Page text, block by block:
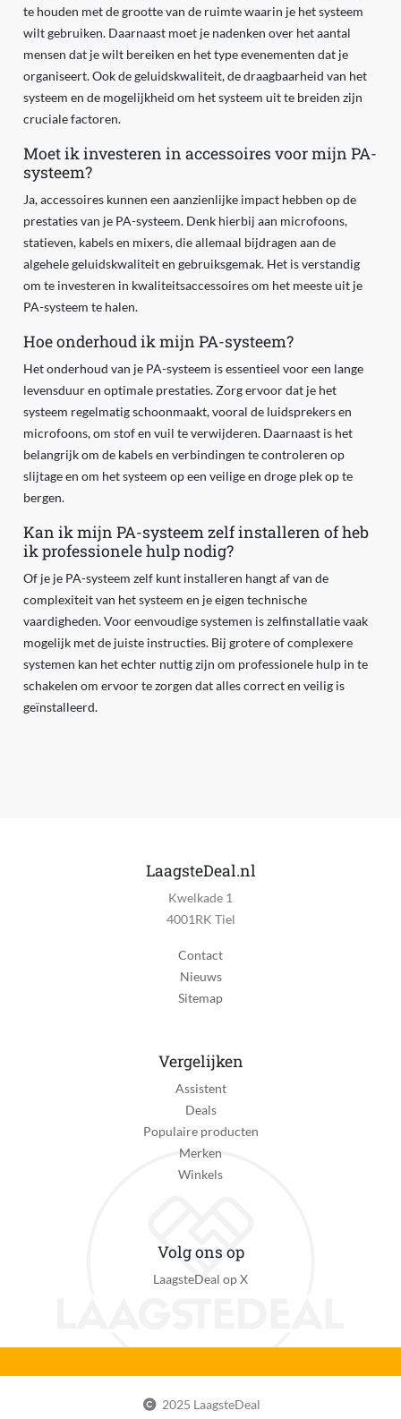
te houden met de grootte van de ruimte waarin je het systeem
wilt gebruiken. Daarnaast moet je nadenken over het aantal
mensen dat je wilt bereiken en het type evenementen dat je
organiseert. Ook de geluidskwaliteit, de draagbaarheid van het
systeem en de mogelijkheid om het systeem uit te breiden zijn
cruciale factoren.
Moet ik investeren in accessoires voor mijn PA-
systeem?
Ja, accessoires kunnen een aanzienlijke impact hebben op de
prestaties van je PA-systeem. Denk hierbij aan microfoons,
statieven, kabels en mixers, die allemaal bijdragen aan de
algehele geluidskwaliteit en gebruiksgemak. Het is verstandig
om te investeren in kwaliteitsaccessoires om het meeste uit je
PA-systeem te halen.
Hoe onderhoud ik mijn PA-systeem?
Het onderhoud van je PA-systeem is essentieel voor een lange
levensduur en optimale prestaties. Zorg ervoor dat je het
systeem regelmatig schoonmaakt, vooral de luidsprekers en
microfoons, om stof en vuil te verwijderen. Daarnaast is het
belangrijk om de kabels en verbindingen te controleren op
slijtage en om het systeem op een veilige en droge plek op te
bergen.
Kan ik mijn PA-systeem zelf installeren of heb
ik professionele hulp nodig?
Of je je PA-systeem zelf kunt installeren hangt af van de
complexiteit van het systeem en je eigen technische
vaardigheden. Voor eenvoudige systemen is zelfinstallatie vaak
mogelijk met de juiste instructies. Bij grotere of complexere
systemen kan het echter nuttig zijn om professionele hulp in te
schakelen om ervoor te zorgen dat alles correct en veilig is
geïnstalleerd.
LaagsteDeal.nl
Kwelkade 1
4001RK Tiel
Contact
Nieuws
Sitemap
Vergelijken
Assistent
Deals
Populaire producten
Merken
Winkels
Volg ons op
LaagsteDeal op X
2025 LaagsteDeal